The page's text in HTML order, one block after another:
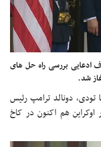
ادعایی بررسی راه حل های
شد.
تودی، دونالد ترامپ رئیس
هم اکنون در کاخ